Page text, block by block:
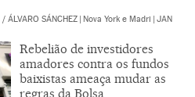
/ ÁLVARO SÁNCHEZ | Nova York e Madri | JAN
Rebelião de investidores
amadores contra os fundos
baixistas ameaça mudar as
regras da Bolsa